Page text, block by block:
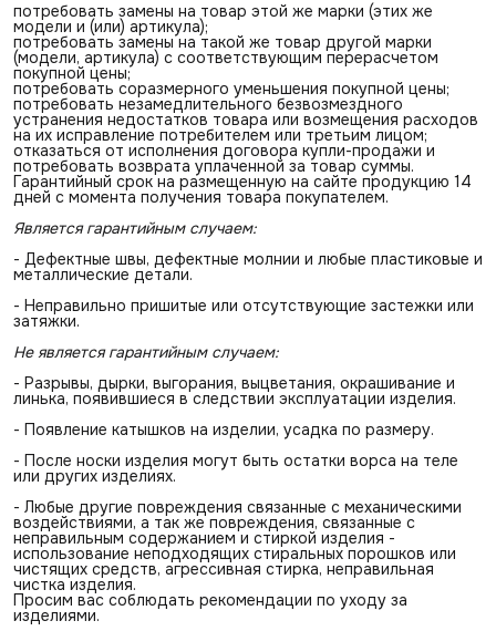
потребовать замены на товар этой же марки (этих же
модели и (или) артикула);
потребовать замены на такой же товар другой марки
(модели, артикула) с соответствующим перерасчетом
покупной цены;
потребовать соразмерного уменьшения покупной цены;
потребовать незамедлительного безвозмездного
устранения недостатков товара или возмещения расходов
на их исправление потребителем или третьим лицом;
отказаться от исполнения договора купли-продажи и
потребовать возврата уплаченной за товар суммы.
Гарантийный срок на размещенную на сайте продукцию 14
дней с момента получения товара покупателем.
Является гарантийным случаем:
- Дефектные швы, дефектные молнии и любые пластиковые и
металлические детали.
- Неправильно пришитые или отсутствующие застежки или
затяжки.
Не является гарантийным случаем:
- Разрывы, дырки, выгорания, выцветания, окрашивание и
линька, появившиеся в следствии эксплуатации изделия.
- Появление катышков на изделии, усадка по размеру.
- После носки изделия могут быть остатки ворса на теле
или других изделиях.
- Любые другие повреждения связанные с механическими
воздействиями, а так же повреждения, связанные с
неправильным содержанием и стиркой изделия -
использование неподходящих стиральных порошков или
чистящих средств, агрессивная стирка, неправильная
чистка изделия.
Просим вас соблюдать рекомендации по уходу за
изделиями.